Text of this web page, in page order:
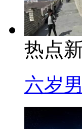
热点
六岁